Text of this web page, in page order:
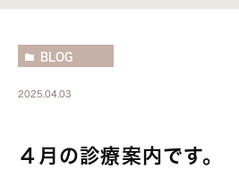
BLOG
2025.04.03
４月の診療案内です。